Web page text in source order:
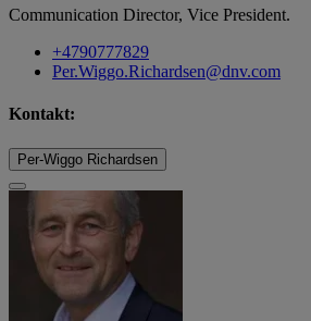
Communication Director, Vice President.
+4790777829
Per.Wiggo.Richardsen@dnv.com
Kontakt:
Per-Wiggo Richardsen